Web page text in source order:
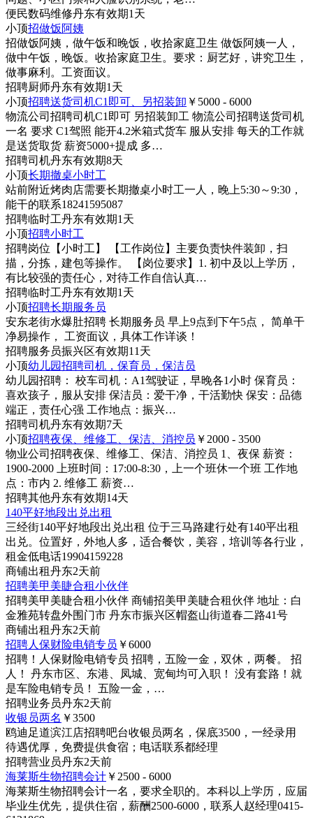
便民数码维修丹东有效期1天
小顶招做饭阿姨
招做饭阿姨，做午饭和晚饭，收拾家庭卫生 做饭阿姨一人，
做中午饭，晚饭。收拾家庭卫生。要求：厨艺好，讲究卫生，
做事麻利。工资面议。
招聘厨师丹东有效期1天
小顶招聘送货司机C1即可、另招装卸 ￥5000 - 6000
物流公司招聘司机C1即可 另招装卸工 物流公司招聘送货司机
一名 要求 C1驾照 能开4.2米箱式货车 服从安排 每天的工作就
是送货取货 薪资5000+提成 多…
招聘司机丹东有效期8天
小顶长期撤桌小时工
站前附近烤肉店需要长期撤桌小时工一人，晚上5:30～9:30，
能干的联系18241595087
招聘临时工丹东有效期1天
小顶招聘小时工
招聘岗位【小时工】 【工作岗位】主要负责快件装卸，扫
描，分拣，建包等操作。 【岗位要求】1. 初中及以上学历，
有比较强的责任心，对待工作自信认真…
招聘临时工丹东有效期1天
小顶招聘长期服务员
安东老街水爆肚招聘 长期服务员 早上9点到下午5点， 简单干
净易操作， 工资面议，具体工作详谈！
招聘服务员振兴区有效期11天
小顶幼儿园招聘司机，保育员，保洁员
幼儿园招聘： 校车司机：A1驾驶证，早晚各1小时 保育员：
喜欢孩子，服从安排 保洁员：爱干净，干活勤快 保安：品德
端正，责任心强 工作地点：振兴…
招聘司机丹东有效期7天
小顶招聘夜保、维修工、保洁、消控员 ￥2000 - 3500
物业公司招聘夜保、维修工、保洁、消控员 1、夜保 薪资：
1900-2000 上班时间：17:00-8:30，上一个班休一个班 工作地
点：市内 2. 维修工 薪资…
招聘其他丹东有效期14天
140平好地段出兑出租
三经街140平好地段出兑出租 位于三马路建行处有140平出租
出兑。位置好，外地人多，适合餐饮，美容，培训等各行业，
租金低电话19904159228
商铺出租丹东2天前
招聘美甲美睫合租小伙伴
招聘美甲美睫合租小伙伴 商铺招美甲美睫合租伙伴 地址：白
金雅苑转盘外围门市 丹东市振兴区帽盔山街道春二路41号
商铺出租丹东2天前
招聘人保财险电销专员 ￥6000
招聘！人保财险电销专员 招聘，五险一金，双休，两餐。 招
人！ 丹东市区、东港、凤城、宽甸均可入职！ 没有套路！就
是车险电销专员！ 五险一金，…
招聘业务员丹东2天前
收银员两名 ￥3500
鸥迪足道滨江店招聘吧台收银员两名，保底3500，一经录用
待遇优厚，免费提供食宿；电话联系都经理
招聘营业员丹东2天前
海莱斯生物招聘会计 ￥2500 - 6000
海莱斯生物招聘会计一名，要求全职的。本科以上学历，应届
毕业生优先，提供住宿，薪酬2500-6000，联系人赵经理0415-